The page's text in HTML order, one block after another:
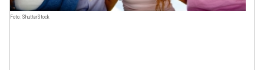
Foto: ShutterStock